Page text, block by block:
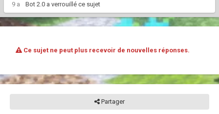
9 a Bot 2.0 a verrouillé ce sujet
Ce sujet ne peut plus recevoir de nouvelles réponses.
Partager